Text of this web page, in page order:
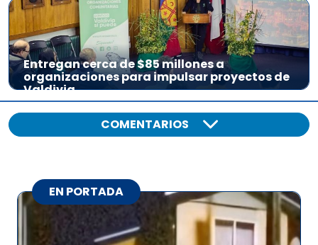
Entregan cerca de $85 millones a
organizaciones para impulsar proyectos de
Valdivia
COMENTARIOS
EN PORTADA